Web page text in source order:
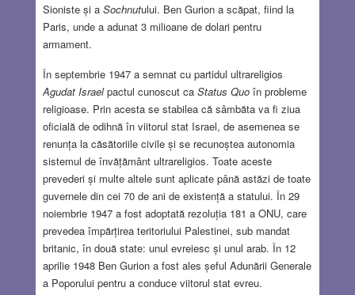
Sioniste și a Sochnutului. Ben Gurion a scăpat, fiind la
Paris, unde a adunat 3 milioane de dolari pentru
armament.
În septembrie 1947 a semnat cu partidul ultrareligios
Agudat Israelpactul cunoscut ca Status Quoîn probleme
religioase. Prin acesta se stabilea că sâmbăta va fi ziua
oficială de odihnă în viitorul stat Israel, de asemenea se
renunța la căsătoriile civile și se recunoștea autonomia
sistemul de învățământ ultrareligios. Toate aceste
prevederi și multe altele sunt aplicate până astăzi de toate
guvernele din cei 70 de ani de existență a statului. În 29
noiembrie 1947 a fost adoptată rezoluția 181 a ONU, care
prevedea împărțirea teritoriului Palestinei, sub mandat
britanic, în două state: unul evreiesc și unul arab. În 12
aprilie 1948 Ben Gurion a fost ales șeful Adunării Generale
a Poporului pentru a conduce viitorul stat evreu.